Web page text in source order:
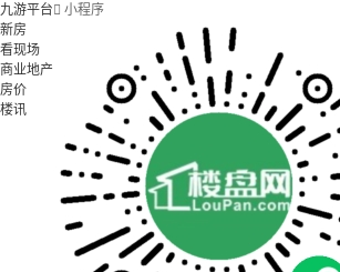
九游平台
新房
看现场
商业地产
房价
楼讯
 小程序